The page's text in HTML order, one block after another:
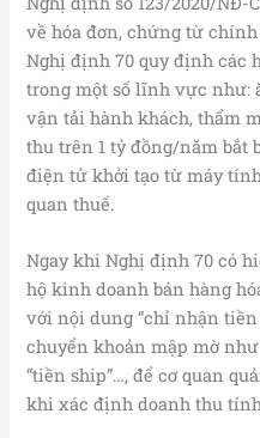
về hóa đơn, chứng từ
Nghị định 70 quy định các
trong một số lĩnh vực như:
vận tải hành khách, thẩm
thu trên 1 tỷ đồng/năm bắt
điện tử khởi tạo từ máy
quan thuế.
Ngay khi Nghị định 70 có
hộ kinh doanh bán hàng
với nội dung “chỉ nhận
chuyển khoản mập mờ như
“tiền ship”…, để cơ quan
khi xác định doanh thu